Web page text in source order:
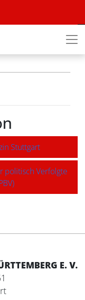
Stuttgart
politisch Verfolgte
E. V.